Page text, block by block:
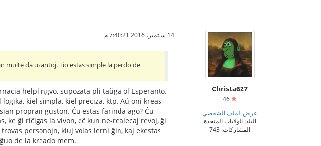
Christa627
عرض الملف الشخصي
البلد: الولايات المتحدة
المشاركات: 743
14 سبتمبر، 2016 7:40:21 م
multe da uzantoj. Tio estas simple la perdo de
helplingvo, supozata pli taŭga ol Esperanto.
kiel simpla, kiel preciza, ktp. Aŭ oni kreas
propran guston. Ĉu estas farinda ago? Ĉu
ke ĝi riĉigas la vivon, eĉ kun ne-realecaj revoj, ĝi
personojn, kiuj volas lerni ĝin, kaj ekestas
de la kreado mem.